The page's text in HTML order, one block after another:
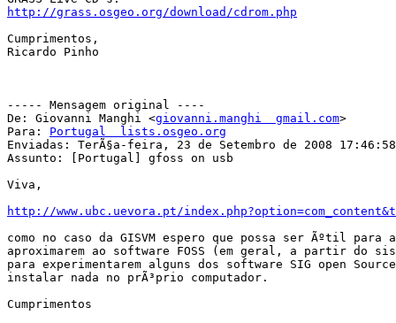
http://grass.osgeo.org/download/cdrom.php
Cumprimentos,
Ricardo Pinho
----- Mensagem original ----
De: Giovanni Manghi <giovanni.manghi  gmail.com>
Para: Portugal  lists.osgeo.org
Enviadas: TerÃ§a-feira, 23 de Setembro de 2008 17:46:58
Assunto: [Portugal] gfoss on usb
Viva,
http://www.ubc.uevora.pt/
como no caso da GISVM espero que possa ser Ãºtil para
aproximarem ao software FOSS (em geral, a partir do
para experimentarem alguns dos software SIG open
instalar nada no prÃ³prio computador.
Cumprimentos